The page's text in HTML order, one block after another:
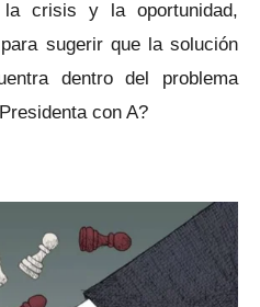
crisis y la oportunidad,
sugerir que la solución
dentro del problema
con A?